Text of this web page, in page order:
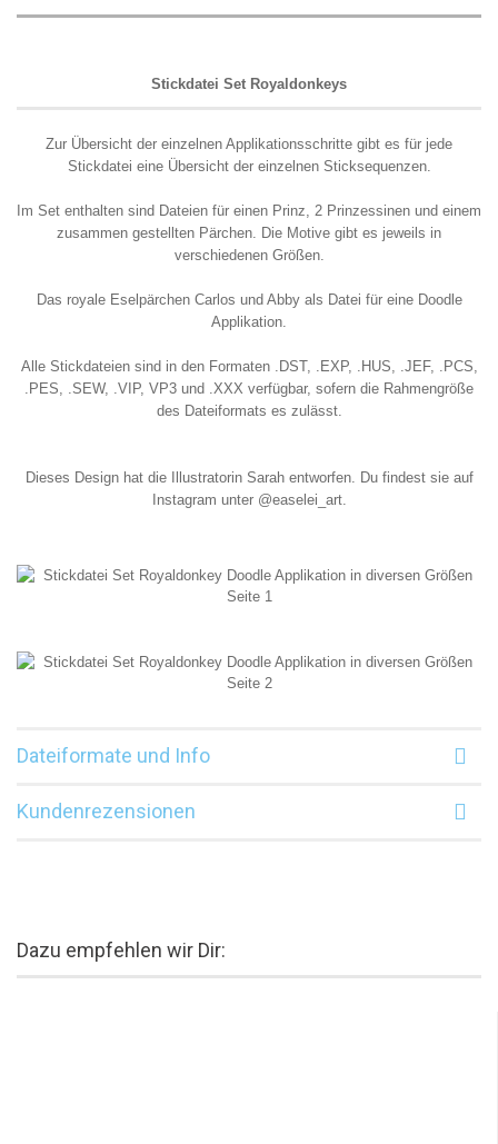
Stickdatei Set Royaldonkeys
Zur Übersicht der einzelnen Applikationsschritte gibt es für jede
Stickdatei eine Übersicht der einzelnen Sticksequenzen.
Im Set enthalten sind Dateien für einen Prinz, 2 Prinzessinen und einem
zusammen gestellten Pärchen. Die Motive gibt es jeweils in
verschiedenen Größen.
Das royale Eselpärchen Carlos und Abby als Datei für eine Doodle
Applikation.
Alle Stickdateien sind in den Formaten .DST, .EXP, .HUS, .JEF, .PCS,
.PES, .SEW, .VIP, VP3 und .XXX verfügbar, sofern die Rahmengröße
des Dateiformats es zulässt.
Dieses Design hat die Illustratorin Sarah entworfen. Du findest sie auf
Instagram unter @easelei_art.
Dateiformate und Info
Kundenrezensionen
Dazu empfehlen wir Dir: